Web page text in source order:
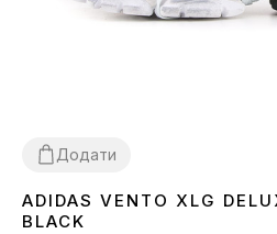
Додати
36 3738 39 4041424344
ADIDAS VENTO XLG
BLACK